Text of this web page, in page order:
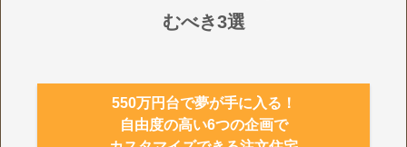
むべき3選
550万円台で夢が手に入る！
自由度の高い6つの企画で